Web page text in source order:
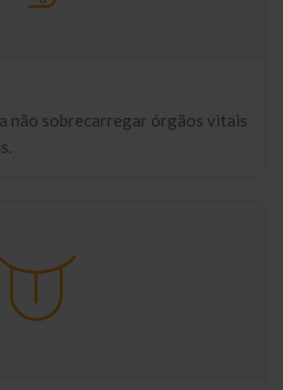
não sobrecarregar órgãos vitais